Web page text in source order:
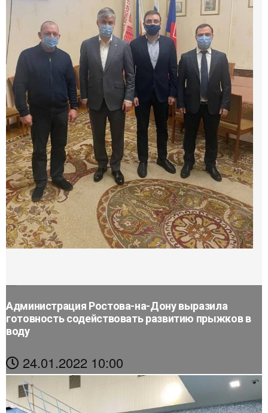
Администрация Ростова-на-Дону выразила
готовность содействовать развитию прыжков в
воду
24.01.2022 10:00